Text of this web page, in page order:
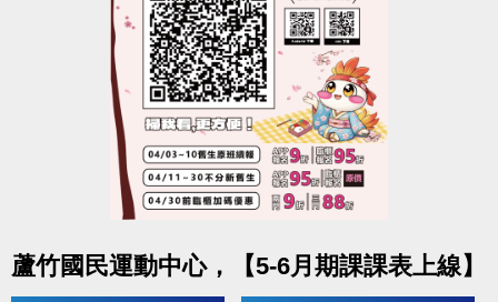
https://www.lzsports.com.tw/zh_TW/news/pageID/1/
-FB : 桃園市蘆竹國民運動中心
-IG : @luzhusports
蘆竹國民運動中心，【5-6月期課課表上線】